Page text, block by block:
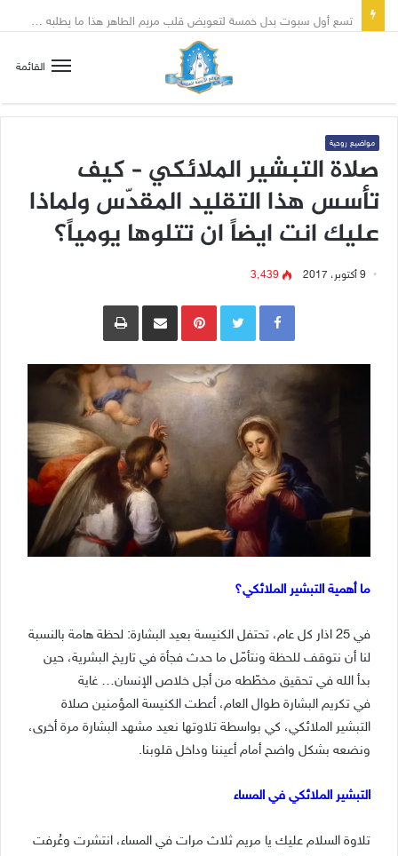
القائمة
مواضيع روحية
صلاة التبشير الملائكي – كيف
تأسس هذا التقليد المقدّس ولماذا
عليك انت ايضاً ان تتلوها يومياً؟
9 أكتوبر، 2017 3٬439
Pinterestمشاركة عبر البريد طباعة
ما أهمية التبشير الملائكي؟
في 25 اذار كل عام، تحتفل الكنيسة بعيد البشارة: لحظة هامة بالنسبة
لنا أن نتوقف للحظة ونتأمّل ما حدث فجأة في تاريخ البشرية، حين
بدأ الله في تحقيق مخطّطه من أجل خلاص الإنسان… غاية
في تكريم البشارة طوال العام، أعطت الكنيسة المؤمنين صلاة
التبشير الملائكي، كي بواسطة تلاوتها نعيد مشهد البشارة مرة أخرى،
ونضعه بشكل واضح أمام أعيننا وداخل قلوبنا.
التبشير الملائكي في المساء
تلاوة السلام عليك يا مريم ثلاث مرات في المساء، انتشرت وعُرفت